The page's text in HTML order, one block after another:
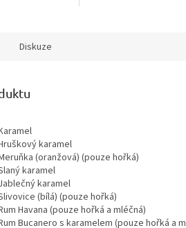
Diskuze
karamel
(oranžová) (pouze hořká)
karamel
karamel
(bílá) (pouze hořká)
Havana (pouze hořká a mléčná)
Bucanero s karamelem (pouze hořká a